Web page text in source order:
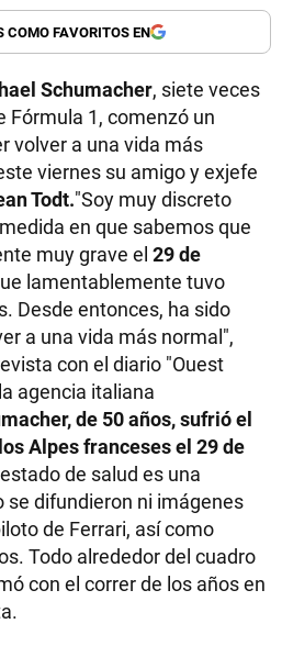
COMO FAVORITOS EN
Schumacher, siete veces
Fórmula 1, comenzó un
volver a una vida más
viernes su amigo y exjefe
Todt."Soy muy discreto
en que sabemos que
muy grave el 29 de
lamentablemente tuvo
Desde entonces, ha sido
a una vida más normal",
con el diario "Ouest
agencia italiana
de 50 años, sufrió el
Alpes franceses el 29 de
de salud es una
se difundieron ni imágenes
de Ferrari, así como
Todo alrededor del cuadro
con el correr de los años en